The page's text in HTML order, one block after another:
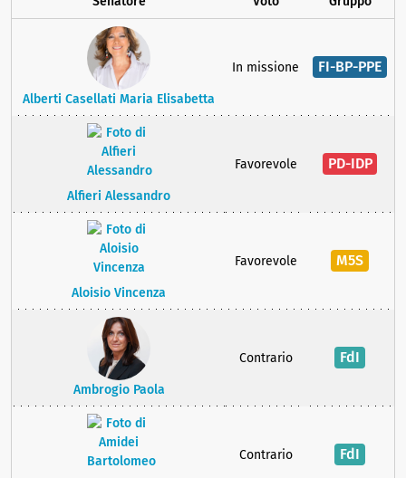
Alberti Casellati Maria Elisabetta
In missione FI-BP-PPE
Alfieri Alessandro
Favorevole PD-IDP
Aloisio Vincenza
Favorevole M5S
Ambrogio Paola
Contrario FdI
Contrario FdI